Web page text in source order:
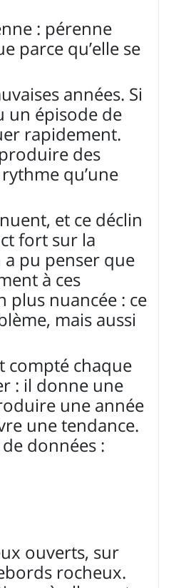
: pérenne
parce qu’elle se
années. Si
un épisode de
rapidement.
des
qu’une
et ce déclin
fort sur la
pu penser que
à ces
nuancée : ce
mais aussi
compté chaque
: il donne une
une année
une tendance.
données :
ouverts, sur
rocheux.